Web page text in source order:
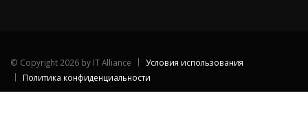
© Copyright 2026 by IT Alliance
Условия использования
Политика конфиденциальности